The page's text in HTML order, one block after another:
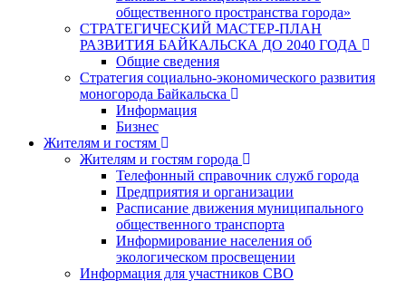
общественного пространства города»
СТРАТЕГИЧЕСКИЙ МАСТЕР-ПЛАН
РАЗВИТИЯ БАЙКАЛЬСКА ДО 2040 ГОДА
Общие сведения
Стратегия социально-экономического развития
моногорода Байкальска
Информация
Бизнес
Жителям и гостям
Жителям и гостям города
Телефонный справочник служб города
Предприятия и организации
Расписание движения муниципального
общественного транспорта
Информирование населения об
экологическом просвещении
Информация для участников СВО